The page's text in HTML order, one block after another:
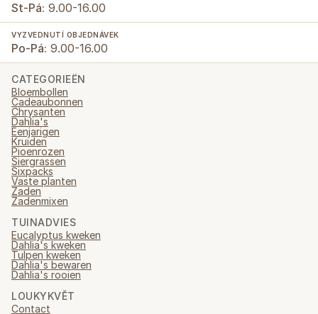
St-Pá: 9.00-16.00
VYZVEDNUTÍ OBJEDNÁVEK
Po-Pá: 9.00-16.00
CATEGORIEËN
Bloembollen
Cadeaubonnen
Chrysanten
Dahlia's
Eenjarigen
Kruiden
Pioenrozen
Siergrassen
Sixpacks
Vaste planten
Zaden
Zadenmixen
TUINADVIES
Eucalyptus kweken
Dahlia's kweken
Tulpen kweken
Dahlia's bewaren
Dahlia's rooien
LOUKYKVĚT
Contact